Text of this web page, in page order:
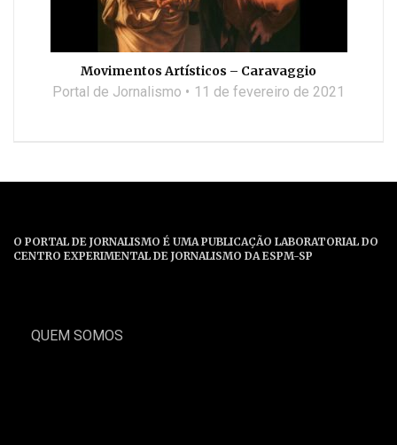
Movimentos Artísticos – Caravaggio
Portal de Jornalismo 11 de fevereiro de 2021
O PORTAL DE JORNALISMO É UMA PUBLICAÇÃO LABORATORIAL DO
CENTRO EXPERIMENTAL DE JORNALISMO DA ESPM-SP
QUEM SOMOS